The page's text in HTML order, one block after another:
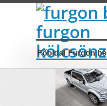
Főoldal Furgon
A jövő